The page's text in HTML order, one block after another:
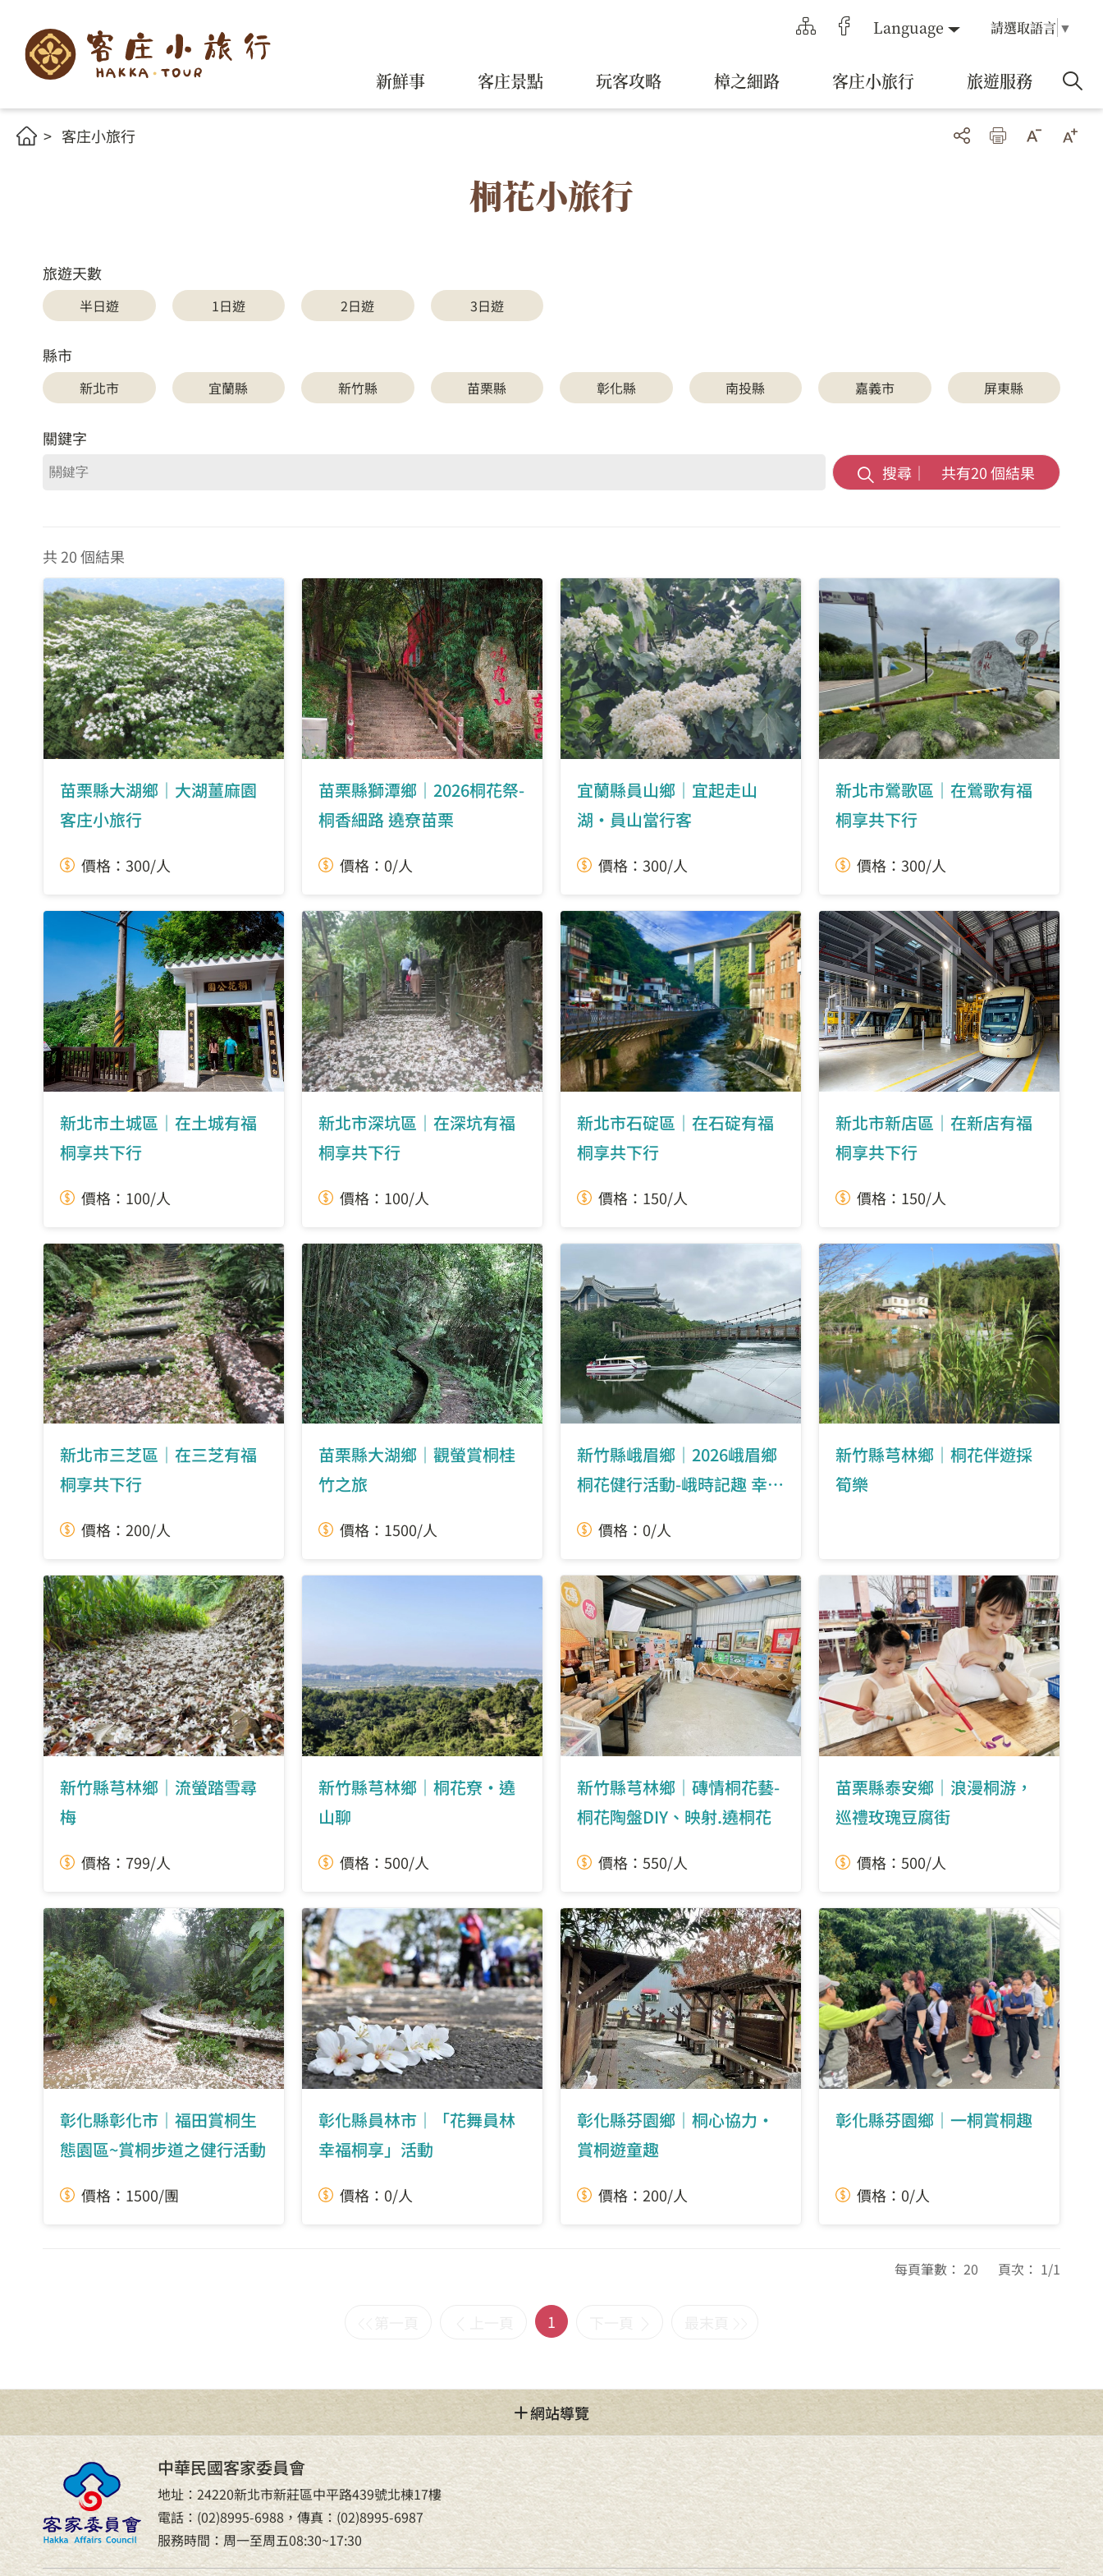
Language 請選取語言 ▼
新鮮事 客庄景點 玩客攻略 樟之細路 客庄小旅行 旅遊服務
客庄小旅行
桐花小旅行
旅遊天數
半日遊 1日遊 2日遊 3日遊
縣市
新北市 宜蘭縣 新竹縣 苗栗縣 彰化縣 南投縣 嘉義市 屏東縣
關鍵字
搜尋｜ 共有20個結果
共 20 個結果
苗栗縣大湖鄉｜大湖薑麻園
客庄小旅行
價格：300/人
苗栗縣獅潭鄉｜2026桐花祭-
桐香細路 遶尞苗栗
價格：0/人
宜蘭縣員山鄉｜宜起走山
湖‧員山當行客
價格：300/人
新北市鶯歌區｜在鶯歌有福
桐享共下行
價格：300/人
新北市土城區｜在土城有福
桐享共下行
價格：100/人
新北市深坑區｜在深坑有福
桐享共下行
價格：100/人
新北市石碇區｜在石碇有福
桐享共下行
價格：150/人
新北市新店區｜在新店有福
桐享共下行
價格：150/人
新北市三芝區｜在三芝有福
桐享共下行
價格：200/人
苗栗縣大湖鄉｜觀螢賞桐桂
竹之旅
價格：1500/人
新竹縣峨眉鄉｜2026峨眉鄉
桐花健行活動-峨時記趣 幸福
價格：0/人
新竹縣芎林鄉｜桐花伴遊採
筍樂
新竹縣芎林鄉｜流螢踏雪尋
梅
價格：799/人
新竹縣芎林鄉｜桐花尞・遶
山聊
價格：500/人
新竹縣芎林鄉｜磚情桐花藝-
桐花陶盤DIY、映射.遶桐花
價格：550/人
苗栗縣泰安鄉｜浪漫桐游，
巡禮玫瑰豆腐街
價格：500/人
彰化縣彰化市｜福田賞桐生
態園區~賞桐步道之健行活動
價格：1500/團
彰化縣員林市｜「花舞員林
幸福桐享」活動
價格：0/人
彰化縣芬園鄉｜桐心協力‧
賞桐遊童趣
價格：200/人
彰化縣芬園鄉｜一桐賞桐趣
價格：0/人
每頁筆數： 20 頁次： 1/1
1
網站導覽
中華民國客家委員會
地址：24220新北市新莊區中平路439號北棟17樓
電話：(02)8995-6988，傳真：(02)8995-6987
服務時間：周一至周五08:30~17:30